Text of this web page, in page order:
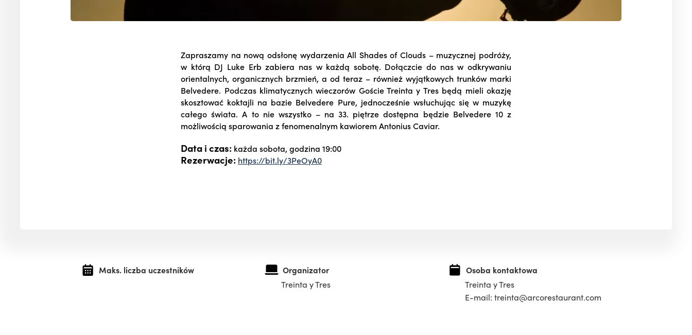
Zapraszamy na nową odsłonę wydarzenia All Shades of Clouds – muzycznej podróży,
w którą DJ Luke Erb zabiera nas w każdą sobotę. Dołączcie do nas w odkrywaniu
orientalnych, organicznych brzmień, a od teraz – również wyjątkowych trunków marki
Belvedere. Podczas klimatycznych wieczorów Goście Treinta y Tres będą mieli okazję
skosztować koktajli na bazie Belvedere Pure, jednocześnie wsłuchując się w muzykę
całego świata. A to nie wszystko – na 33. piętrze dostępna będzie Belvedere 10 z
możliwością sparowania z fenomenalnym kawiorem Antonius Caviar.
Data i czas: każda sobota, godzina 19:00
Rezerwacje: https://bit.ly/3PeOyA0
Maks. liczba uczestników
Organizator
Treinta y Tres
Osoba kontaktowa
Treinta y Tres
E-mail: treinta@arcorestaurant.com